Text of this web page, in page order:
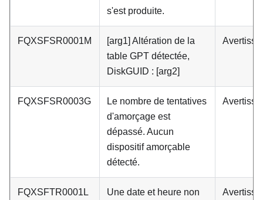
s'est produite.
FQXSFSR0001M
[arg1] Altération de la
table GPT détectée,
DiskGUID : [arg2]
FQXSFSR0003G
Le nombre de tentatives
d'amorçage est
dépassé. Aucun
dispositif amorçable
détecté.
FQXSFTR0001L
Une date et heure non